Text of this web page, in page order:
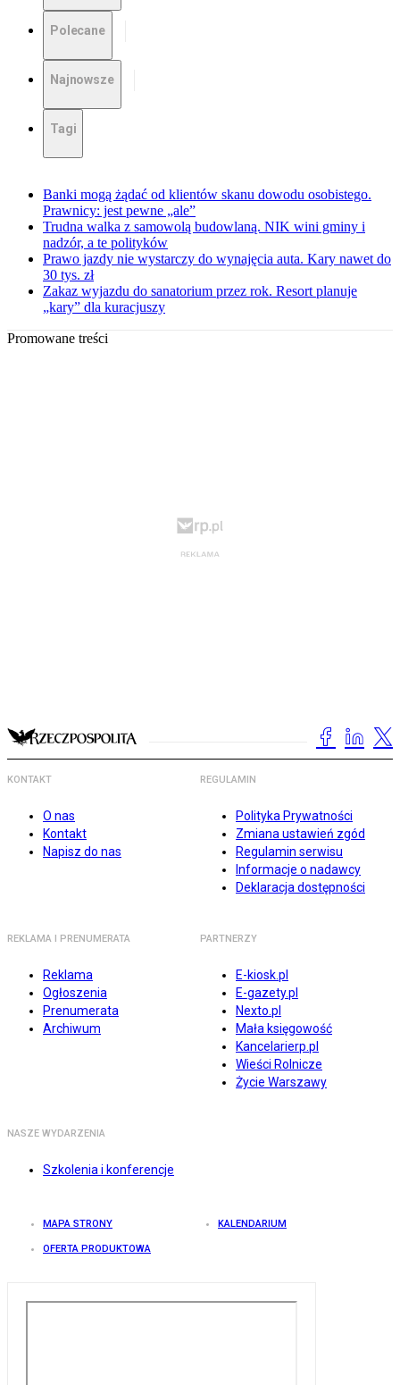
Polecane
Najnowsze
Tagi
Banki mogą żądać od klientów skanu dowodu osobistego.
Prawnicy: jest pewne „ale”
Trudna walka z samowolą budowlaną. NIK wini gminy i
nadzór, a te polityków
Prawo jazdy nie wystarczy do wynajęcia auta. Kary nawet do
30 tys. zł
Zakaz wyjazdu do sanatorium przez rok. Resort planuje
„kary” dla kuracjuszy
Promowane treści
KONTAKT
O nas
Kontakt
Napisz do nas
REGULAMIN
Polityka Prywatności
Zmiana ustawień zgód
Regulamin serwisu
Informacje o nadawcy
Deklaracja dostępności
REKLAMA I PRENUMERATA
Reklama
Ogłoszenia
Prenumerata
Archiwum
PARTNERZY
E-kiosk.pl
E-gazety.pl
Nexto.pl
Mała księgowość
Kancelarierp.pl
Wieści Rolnicze
Życie Warszawy
NASZE WYDARZENIA
Szkolenia i konferencje
MAPA STRONY KALENDARIUM
OFERTA PRODUKTOWA